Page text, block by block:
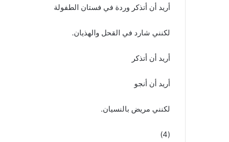
أريد أن أتذكر وردة في فستان الطفولة
لكنني شارد في القحل والهذيان.
أريد أن أتذكر
أريد أن أنجو
لكنني مريض بالنسيان.
(4)